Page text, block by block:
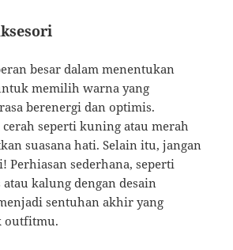
besar dalam menentukan
memilih warna yang
berenergi dan optimis.
seperti kuning atau merah
suasana hati. Selain itu, jangan
Perhiasan sederhana, seperti
kalung dengan desain
sentuhan akhir yang
outfitmu.